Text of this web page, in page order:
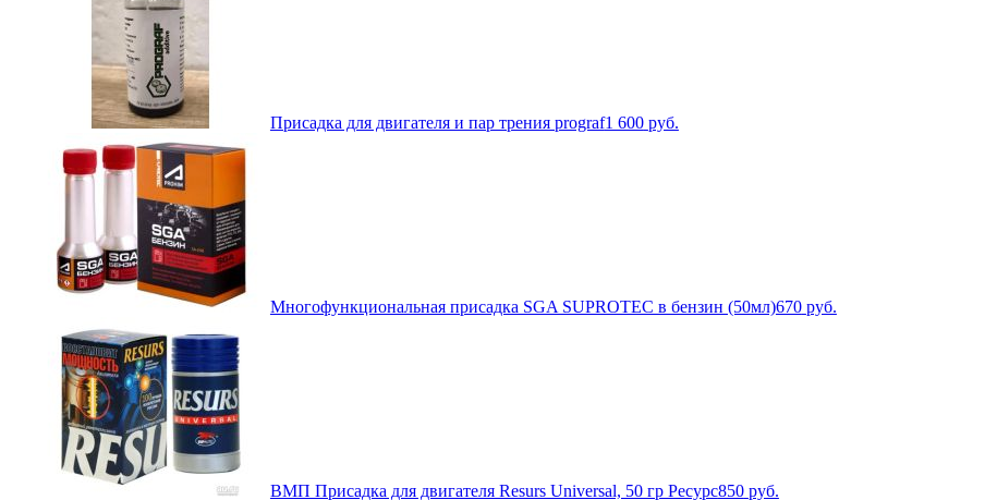
Присадка для двигателя и пар трения prograf1 600 руб.
Многофункциональная присадка SGA SUPROTEC в бензин (50мл)670 руб.
ВМП Присадка для двигателя Resurs Universal, 50 гр Ресурс850 руб.